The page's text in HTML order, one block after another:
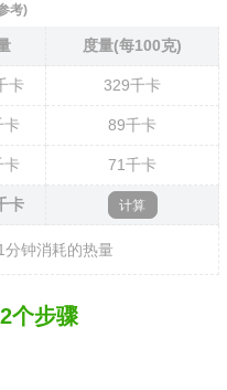
考)
度量(每100克)
卡 329千卡
卡 89千卡
卡 71千卡
卡
分钟消耗的热量
个步骤